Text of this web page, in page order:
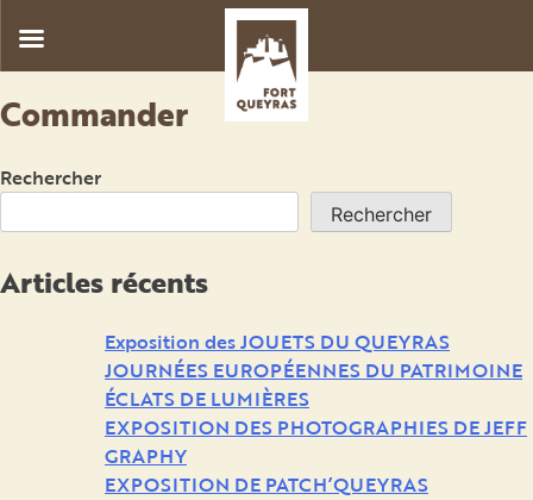
to
Commander
Rechercher
Rechercher
Articles récents
Exposition des JOUETS DU QUEYRAS
JOURNÉES EUROPÉENNES DU PATRIMOINE
ÉCLATS DE LUMIÈRES
EXPOSITION DES PHOTOGRAPHIES DE JEFF
GRAPHY
EXPOSITION DE PATCH’QUEYRAS